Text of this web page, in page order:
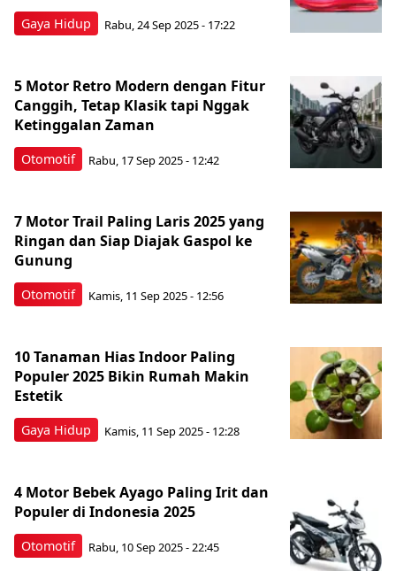
Gaya Hidup Rabu, 24 Sep 2025 - 17:22
Otomotif
5 Motor Retro Modern dengan Fitur
Canggih, Tetap Klasik tapi Nggak
Ketinggalan Zaman
Rabu, 17 Sep 2025 - 12:42
Otomotif
7 Motor Trail Paling Laris 2025 yang
Ringan dan Siap Diajak Gaspol ke
Gunung
Kamis, 11 Sep 2025 - 12:56
Gaya Hidup
10 Tanaman Hias Indoor Paling
Populer 2025 Bikin Rumah Makin
Estetik
Kamis, 11 Sep 2025 - 12:28
Otomotif
4 Motor Bebek Ayago Paling Irit dan
Populer di Indonesia 2025
Rabu, 10 Sep 2025 - 22:45